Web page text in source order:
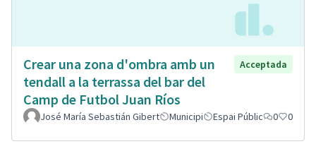
Crear una zona d'ombra amb un
tendall a la terrassa del bar del
Camp de Futbol Juan Ríos
Acceptada
José María Sebastián Gibert Municipi Espai Públic 0 0